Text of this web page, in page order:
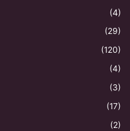
(4)
(29)
(120)
(4)
(3)
(17)
(2)